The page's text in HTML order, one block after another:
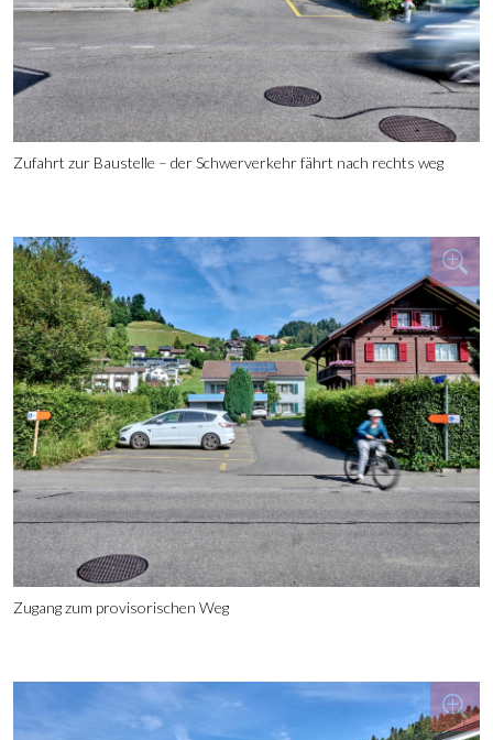
Zufahrt zur Baustelle – der Schwerverkehr fährt nach rechts weg
Zugang zum provisorischen Weg